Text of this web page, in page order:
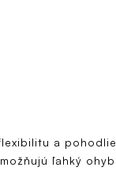
a pohodlie
ľahký ohyb